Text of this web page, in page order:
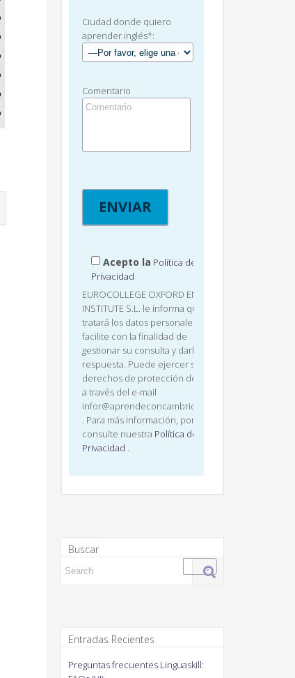
Ciudad donde quiero
aprender inglés*:
Comentario
Acepto la Política de
Privacidad
EUROCOLLEGE OXFORD ENGLISH
INSTITUTE S.L. le informa que
tratará los datos personales que
facilite con la finalidad de
gestionar su consulta y darle
respuesta. Puede ejercer sus
derechos de protección de datos
a través del e-mail
infor@aprendeconcambridge.com
. Para más información, por favor,
consulte nuestra Política de
Privacidad .
Buscar
Entradas Recientes
Preguntas frecuentes Linguaskill: